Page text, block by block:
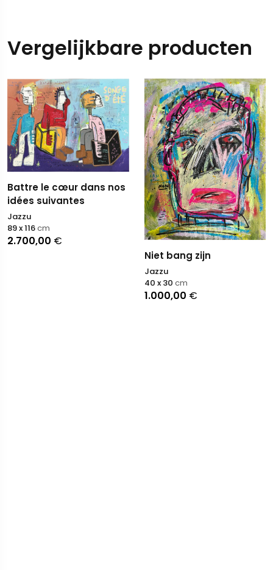
Vergelijkbare producten
Battre le cœur dans nos
idées suivantes
Jazzu
2.700,00 €
89 x 116cm
Niet bang zijn
Jazzu
1.000,00 €
40 x 30 cm